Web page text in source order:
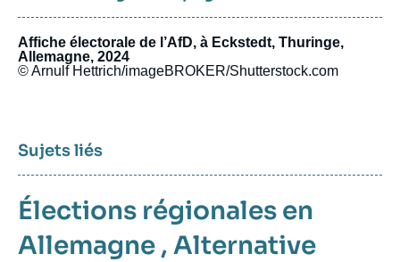
Affiche électorale de l’AfD, à Eckstedt, Thuringe,
Allemagne, 2024
© Arnulf Hettrich/imageBROKER/Shutterstock.com
Sujets liés
Élections régionales en
Allemagne , Alternative